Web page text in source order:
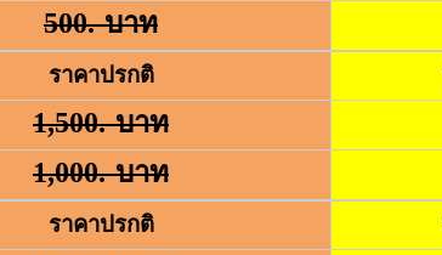
500.-บาท
ราคาปรกติ
1,500.-บาท
1,000.-บาท
ราคาปรกติ